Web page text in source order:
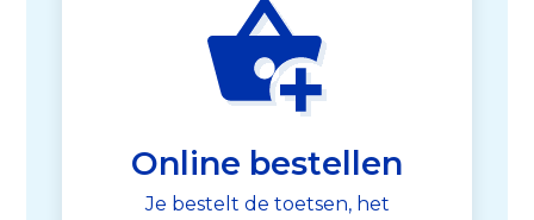
Online bestellen
Je bestelt de toetsen, het